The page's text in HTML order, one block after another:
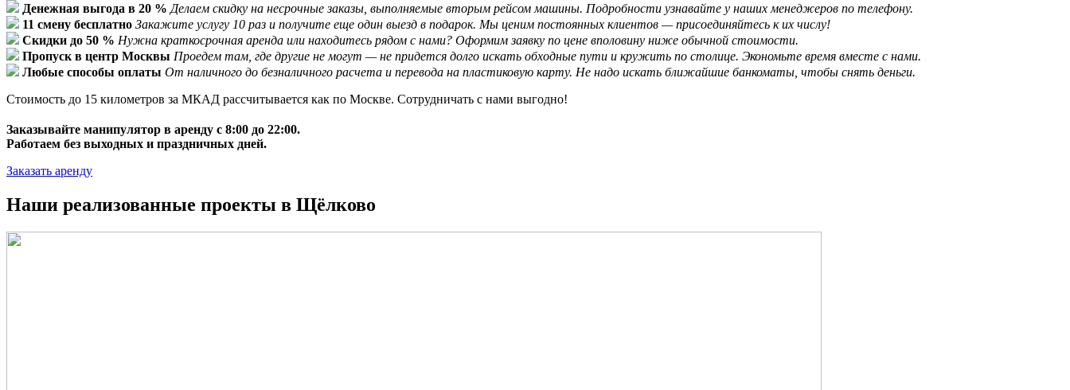
Денежная выгода в 20 % Делаем скидку на несрочные заказы, выполняемые вторым рейсом машины. Подробности узнавайте у наших менеджеров по телефону.
11 смену бесплатно Закажите услугу 10 раз и получите еще один выезд в подарок. Мы ценим постоянных клиентов — присоединяйтесь к их числу!
Скидки до 50 % Нужна краткосрочная аренда или находитесь рядом с нами? Оформим заявку по цене вполовину ниже обычной стоимости.
Пропуск в центр Москвы Проедем там, где другие не могут — не придется долго искать обходные пути и кружить по столице. Экономьте время вместе с нами.
Любые способы оплаты От наличного до безналичного расчета и перевода на пластиковую карту. Не надо искать ближайшие банкоматы, чтобы снять деньги.
Стоимость до 15 километров за МКАД рассчитывается как по Москве. Сотрудничать с нами выгодно!
Заказывайте манипулятор в аренду с 8:00 до 22:00.
Работаем без выходных и праздничных дней.
Заказать аренду
Наши реализованные проекты в Щёлково